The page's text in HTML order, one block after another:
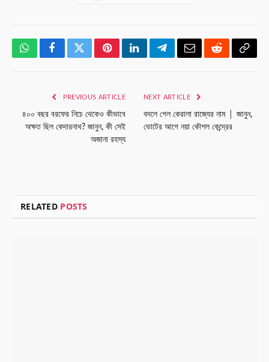
WhatsAppFacebookTwitterPinterestLinkedInTelegramEmailRedditCopy
PREVIOUS ARTICLE
৪০০ বছর বরফের নিচে থেকেও কীভাবে
অক্ষত ছিল কেদারনাথ? জানুন, কী সেই
অজানা রহস্য
NEXT ARTICLE
বদলে গেল কেরালা রাজ্যের নাম │ জানুন,
ভোটের আগে নয়া কৌশল কেন্দ্রের
RELATED POSTS